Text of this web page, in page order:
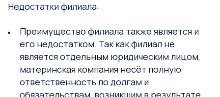
Недостатки филиала:
Преимущество филиала также является и
его недостатком. Так как филиал не
является отдельным юридическим лицом,
материнская компания несёт полную
ответственность по долгам и
обязательствам, возникшим в результате